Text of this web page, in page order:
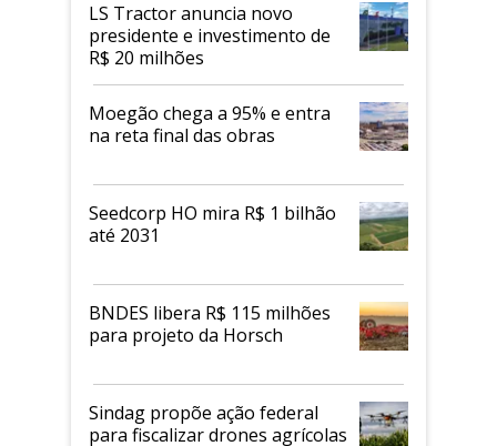
LS Tractor anuncia novo
presidente e investimento de
R$ 20 milhões
Moegão chega a 95% e entra
na reta final das obras
Seedcorp HO mira R$ 1 bilhão
até 2031
BNDES libera R$ 115 milhões
para projeto da Horsch
Sindag propõe ação federal
para fiscalizar drones agrícolas